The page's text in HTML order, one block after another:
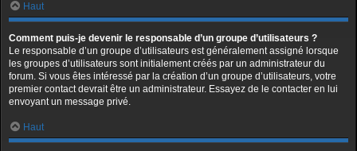
Haut
Comment puis-je devenir le responsable d’un groupe d’utilisateurs ?
Le responsable d’un groupe d’utilisateurs est généralement assigné lorsque
les groupes d’utilisateurs sont initialement créés par un administrateur du
forum. Si vous êtes intéressé par la création d’un groupe d’utilisateurs, votre
premier contact devrait être un administrateur. Essayez de le contacter en lui
envoyant un message privé.
Haut